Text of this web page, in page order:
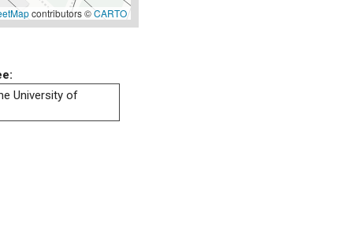
contributors ©CARTO
University of